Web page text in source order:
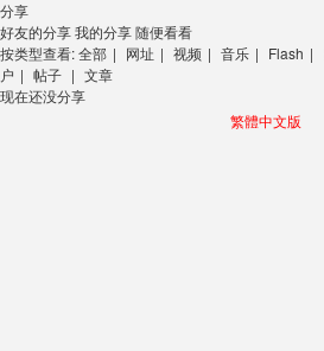
分享
好友的分享我的分享随便看看
按类型查看:全部 | 网址 | 视频 | 音乐 | Flash |
户 | 帖子 | 文章
现在还没分享
繁體中文版